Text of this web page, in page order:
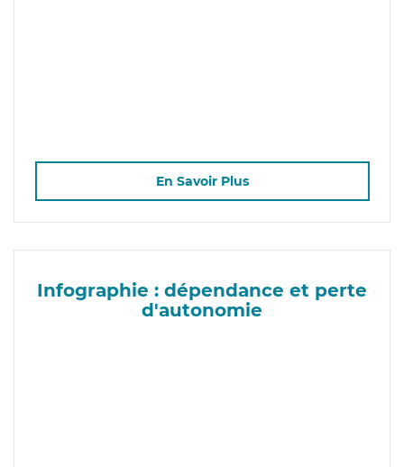
En Savoir Plus
Infographie : dépendance et perte
d'autonomie